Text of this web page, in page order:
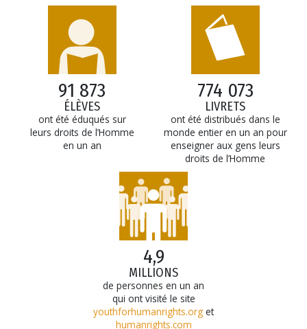
91 873
ÉLÈVES
ont été éduqués sur
leurs droits de l’Homme
en un an
774 073
LIVRETS
ont été distribués dans le
monde entier en un an pour
enseigner aux gens leurs
droits de l’Homme
4,9
MILLIONS
de personnes en un an
qui ont visité le site
youthforhumanrights.org et
humanrights.com